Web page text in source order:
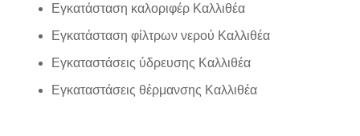
Εγκατάσταση καλοριφέρ Καλλιθέα
Εγκατάσταση φίλτρων νερού Καλλιθέα
Εγκαταστάσεις ύδρευσης Καλλιθέα
Εγκαταστάσεις θέρμανσης Καλλιθέα